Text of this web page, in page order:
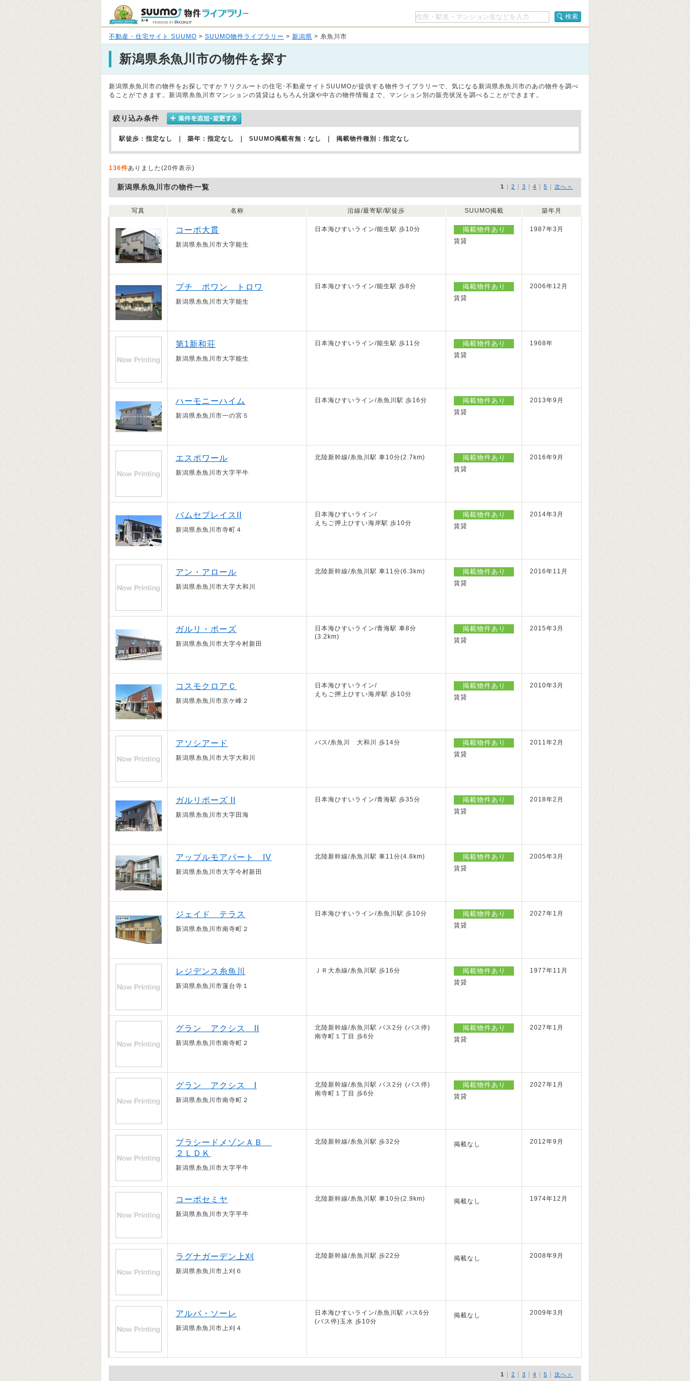
検索
不動産・住宅サイト SUUMO > SUUMO物件ライブラリー > 新潟県 > 糸魚川市
新潟県糸魚川市の物件を探す
新潟県糸魚川市の物件をお探しですか？リクルートの住宅･不動産サイトSUUMOが提供する物件ライブラリーで、気になる新潟県糸魚川市のあの物件を調べ
ることができます。新潟県糸魚川市マンションの賃貸はもちろん分譲や中古の物件情報まで、マンション別の販売状況を調べることができます。
絞り込み条件
駅徒歩：指定なし ｜ 築年：指定なし ｜ SUUMO掲載有無：なし ｜ 掲載物件種別：指定なし
136件ありました(20件表示)
新潟県糸魚川市の物件一覧 1 2 3 4 5 次へ＞
写真 名称 沿線/最寄駅/駅徒歩 SUUMO掲載 築年月
コーポ大貫
新潟県糸魚川市大字能生
日本海ひすいライン/能生駅 歩10分 掲載物件あり
賃貸
1987年3月
プチ ポワン トロワ
新潟県糸魚川市大字能生
日本海ひすいライン/能生駅 歩8分 掲載物件あり
賃貸
2006年12月
第1新和荘
新潟県糸魚川市大字能生
日本海ひすいライン/能生駅 歩11分 掲載物件あり
賃貸
1968年
ハーモニーハイム
新潟県糸魚川市一の宮５
日本海ひすいライン/糸魚川駅 歩16分 掲載物件あり
賃貸
2013年9月
エスポワール
新潟県糸魚川市大字平牛
北陸新幹線/糸魚川駅 車10分(2.7km) 掲載物件あり
賃貸
2016年9月
バムセプレイスII
新潟県糸魚川市寺町４
日本海ひすいライン/
えちご押上ひすい海岸駅 歩10分
掲載物件あり
賃貸
2014年3月
アン・アロール
新潟県糸魚川市大字大和川
北陸新幹線/糸魚川駅 車11分(6.3km) 掲載物件あり
賃貸
2016年11月
ガルリ・ポーズ
新潟県糸魚川市大字今村新田
日本海ひすいライン/青海駅 車8分
(3.2km)
掲載物件あり
賃貸
2015年3月
コスモクロアＣ
新潟県糸魚川市京ケ峰２
日本海ひすいライン/
えちご押上ひすい海岸駅 歩10分
掲載物件あり
賃貸
2010年3月
アソシアード
新潟県糸魚川市大字大和川
バス/糸魚川 大和川 歩14分 掲載物件あり
賃貸
2011年2月
ガルリポーズ II
新潟県糸魚川市大字田海
日本海ひすいライン/青海駅 歩35分 掲載物件あり
賃貸
2018年2月
アップルモアパート IV
新潟県糸魚川市大字今村新田
北陸新幹線/糸魚川駅 車11分(4.8km) 掲載物件あり
賃貸
2005年3月
ジェイド テラス
新潟県糸魚川市南寺町２
日本海ひすいライン/糸魚川駅 歩10分 掲載物件あり
賃貸
2027年1月
レジデンス糸魚川
新潟県糸魚川市蓮台寺１
ＪＲ大糸線/糸魚川駅 歩16分 掲載物件あり
賃貸
1977年11月
グラン アクシス II
新潟県糸魚川市南寺町２
北陸新幹線/糸魚川駅 バス2分 (バス停)
南寺町１丁目 歩6分
掲載物件あり
賃貸
2027年1月
グラン アクシス I
新潟県糸魚川市南寺町２
北陸新幹線/糸魚川駅 バス2分 (バス停)
南寺町１丁目 歩6分
掲載物件あり
賃貸
2027年1月
プラシードメゾンＡＢ
２ＬＤＫ
新潟県糸魚川市大字平牛
北陸新幹線/糸魚川駅 歩32分 掲載なし 2012年9月
コーポセミヤ
新潟県糸魚川市大字平牛
北陸新幹線/糸魚川駅 車10分(2.9km) 掲載なし 1974年12月
ラグナガーデン上刈
新潟県糸魚川市上刈６
北陸新幹線/糸魚川駅 歩22分 掲載なし 2008年9月
アルバ・ソーレ
新潟県糸魚川市上刈４
日本海ひすいライン/糸魚川駅 バス6分
(バス停)玉水 歩10分
掲載なし 2009年3月
1 2 3 4 5 次へ＞